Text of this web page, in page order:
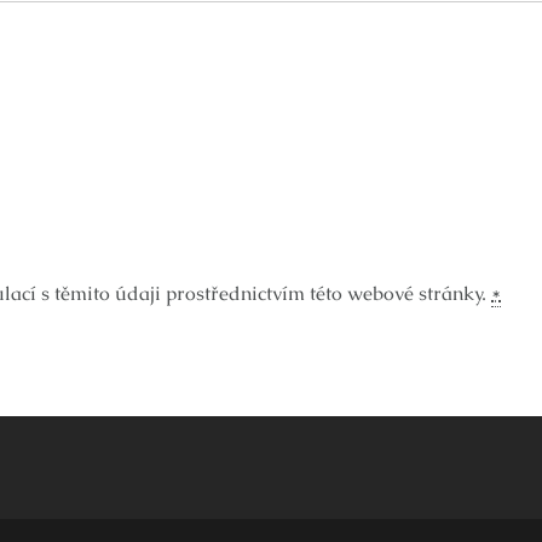
s těmito údaji prostřednictvím této webové stránky. *